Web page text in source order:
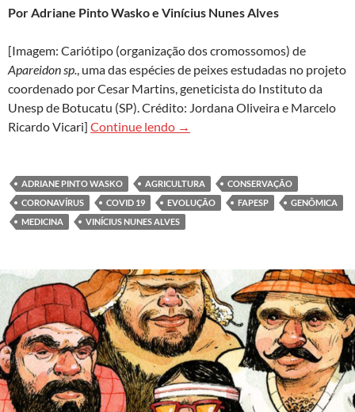
Por Adriane Pinto Wasko e Vinícius Nunes Alves
[Imagem: Cariótipo (organização dos cromossomos) de
Apareidon sp., uma das espécies de peixes estudadas no projeto
coordenado por Cesar Martins, geneticista do Instituto da
Unesp de Botucatu (SP). Crédito: Jordana Oliveira e Marcelo
Ricardo Vicari] Continue lendo Genômica abre novas frentes
→
ADRIANE PINTO WASKO AGRICULTURA
CONSERVAÇÃO
CORONAVÍRUS
COVID 19 EVOLUÇÃO FAPESP
GENÔMICA
MEDICINA
VINÍCIUS NUNES ALVES